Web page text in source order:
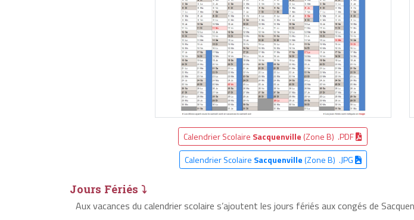
Calendrier Scolaire Sacquenville (Zone B) .PDF
Calendrier Scolaire Sacquenville(Zone B) .JPG
Jours Fériés ⤵
Aux vacances du calendrier scolaire s’ajoutent les jours fériés aux congés de